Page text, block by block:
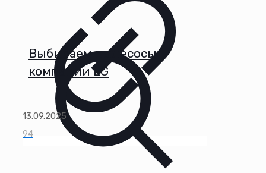
Выбираем пылесосы
компании LG
13.09.2025
94